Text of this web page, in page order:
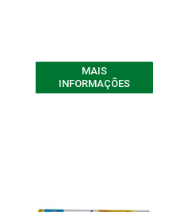
MAIS
INFORMAÇÕES